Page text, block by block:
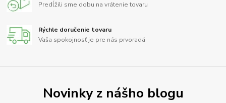
Predĺžili sme dobu na vrátenie tovaru
Rýchle doručenie tovaru
Vaša spokojnosť je pre nás prvoradá
Novinky z nášho blogu